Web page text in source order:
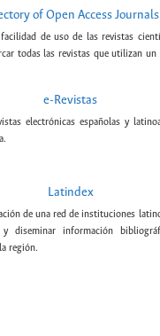
of Open Access Journals
de uso de las revistas
todas las revistas que utilizan
e-Revistas
electrónicas españolas y
Latindex
de una red de instituciones
diseminar información
región.